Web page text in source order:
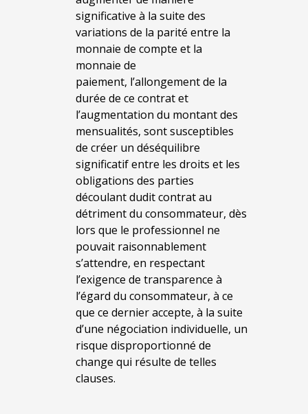
significative à la suite des
variations de la parité entre la
monnaie de compte et la
monnaie de
paiement, l’allongement de la
durée de ce contrat et
l’augmentation du montant des
mensualités, sont susceptibles
de créer un déséquilibre
significatif entre les droits et les
obligations des parties
découlant dudit contrat au
détriment du consommateur, dès
lors que le professionnel ne
pouvait raisonnablement
s’attendre, en respectant
l’exigence de transparence à
l’égard du consommateur, à ce
que ce dernier accepte, à la suite
d’une négociation individuelle, un
risque disproportionné de
change qui résulte de telles
clauses.